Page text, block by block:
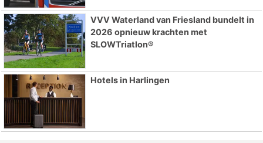
VVV Waterland van Friesland bundelt in
2026 opnieuw krachten met
SLOWTriatlon®
Hotels in Harlingen